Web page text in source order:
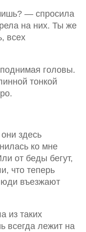
— спросила
на них. Ты же
всех
головы.
тонкой
здесь
ко мне
от беды бегут,
что теперь
въезжают
из таких
всегда лежит на